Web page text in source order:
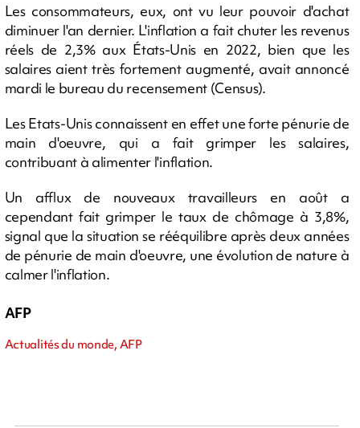
Les consommateurs, eux, ont vu leur pouvoir d'achat
diminuer l'an dernier. L'inflation a fait chuter les revenus
réels de 2,3% aux États-Unis en 2022, bien que les
salaires aient très fortement augmenté, avait annoncé
mardi le bureau du recensement (Census).
Les Etats-Unis connaissent en effet une forte pénurie de
main d'oeuvre, qui a fait grimper les salaires,
contribuant à alimenter l'inflation.
Un afflux de nouveaux travailleurs en août a
cependant fait grimper le taux de chômage à 3,8%,
signal que la situation se rééquilibre après deux années
de pénurie de main d'oeuvre, une évolution de nature à
calmer l'inflation.
AFP
Actualités du monde, AFP